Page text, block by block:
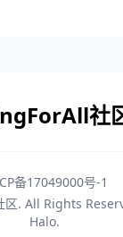
社
备17049000号-1
区. All Rights
Halo.